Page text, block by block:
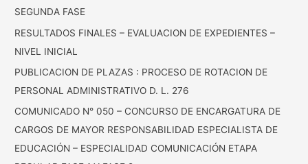
SEGUNDA FASE
RESULTADOS FINALES – EVALUACION DE EXPEDIENTES –
NIVEL INICIAL
PUBLICACION DE PLAZAS : PROCESO DE ROTACION DE
PERSONAL ADMINISTRATIVO D. L. 276
COMUNICADO N° 050 – CONCURSO DE ENCARGATURA DE
CARGOS DE MAYOR RESPONSABILIDAD ESPECIALISTA DE
EDUCACIÓN – ESPECIALIDAD COMUNICACIÓN ETAPA